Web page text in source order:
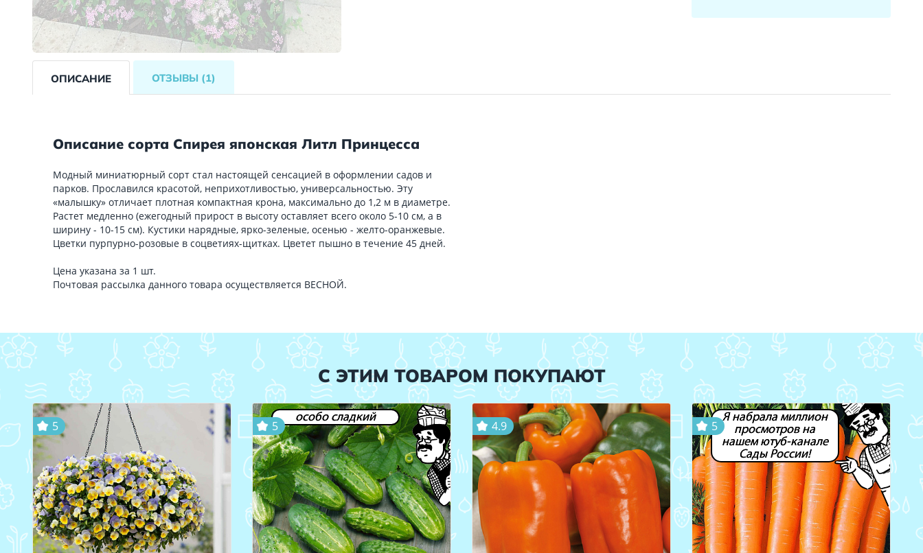
ОПИСАНИЕ ОТЗЫВЫ (1)
Описание сорта Спирея японская Литл Принцесса
Модный миниатюрный сорт стал настоящей сенсацией в оформлении садов и
парков. Прославился красотой, неприхотливостью, универсальностью. Эту
«малышку» отличает плотная компактная крона, максимально до 1,2 м в диаметре.
Растет медленно (ежегодный прирост в высоту оставляет всего около 5-10 см, а в
ширину - 10-15 см). Кустики нарядные, ярко-зеленые, осенью - желто-оранжевые.
Цветки пурпурно-розовые в соцветиях-щитках. Цветет пышно в течение 45 дней.
Цена указана за 1 шт.
Почтовая рассылка данного товара осуществляется ВЕСНОЙ.
С ЭТИМ ТОВАРОМ ПОКУПАЮТ
5
особо сладкий
5 4.9
Я набрала миллион
просмотров на
нашем ютуб-канале
Сады России!
5